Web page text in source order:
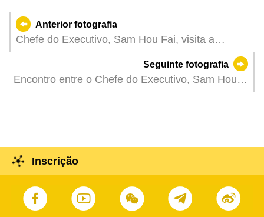
Anterior fotografia
Chefe do Executivo, Sam Hou Fai, visita a
Portugal, onde se reúne com representantes de
empresas de capital chinês em Portugal e de
Seguinte fotografia
Encontro entre o Chefe do Executivo, Sam Hou
Inscrição